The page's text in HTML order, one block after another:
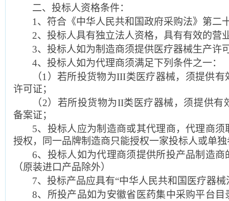
二、投标人资格条件：
1 、符合《中华人民共和国政府采购法》第二
2、投标人具有独立法人资格，具有有效的营
3、投标人如为制造商须提供医疗器械生产许
4、投标人如为代理商须满足下列条件之一：
（1）若所投货物为III类医疗器械，须提供
许可证；
（2）若所投货物为II类医疗器械，须提供
备案证；
5、投标人应为制造商或其代理商，代理商
授权，同一品牌制造商只能授权一家投标人或单
6、投标人如为代理商须提供所投产品制造
（原装进口产品除外）
7、投标产品应具有“中华人民共和国医疗器
8、所投产品如为安徽省医药集中采购平台